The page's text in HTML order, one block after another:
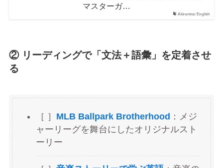
Akiramirai English
マスターガ…
② リーディングで「文法＋語彙」を定着させ
る
［ ］ MLB Ballpark Brotherhood ：メジ
ャーリーグを舞台にしたオリジナルスト
ーリー